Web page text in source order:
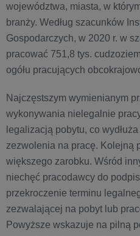
województwa, miasta, w
branży. Według szacunków
Gospodarczych, w 2020 r. w
pracować 751,8 tys.
ogółu pracujących
Najczęstszym wymienianym
wykonywania nielegalnie
legalizacją pobytu, co
zezwolenia na pracę. Kolejną
większego zarobku. Wśród
niechęć pracodawcy do
przekroczenie terminu
zezwalającej na pobyt lub
Powyższe wskazuje na pilną